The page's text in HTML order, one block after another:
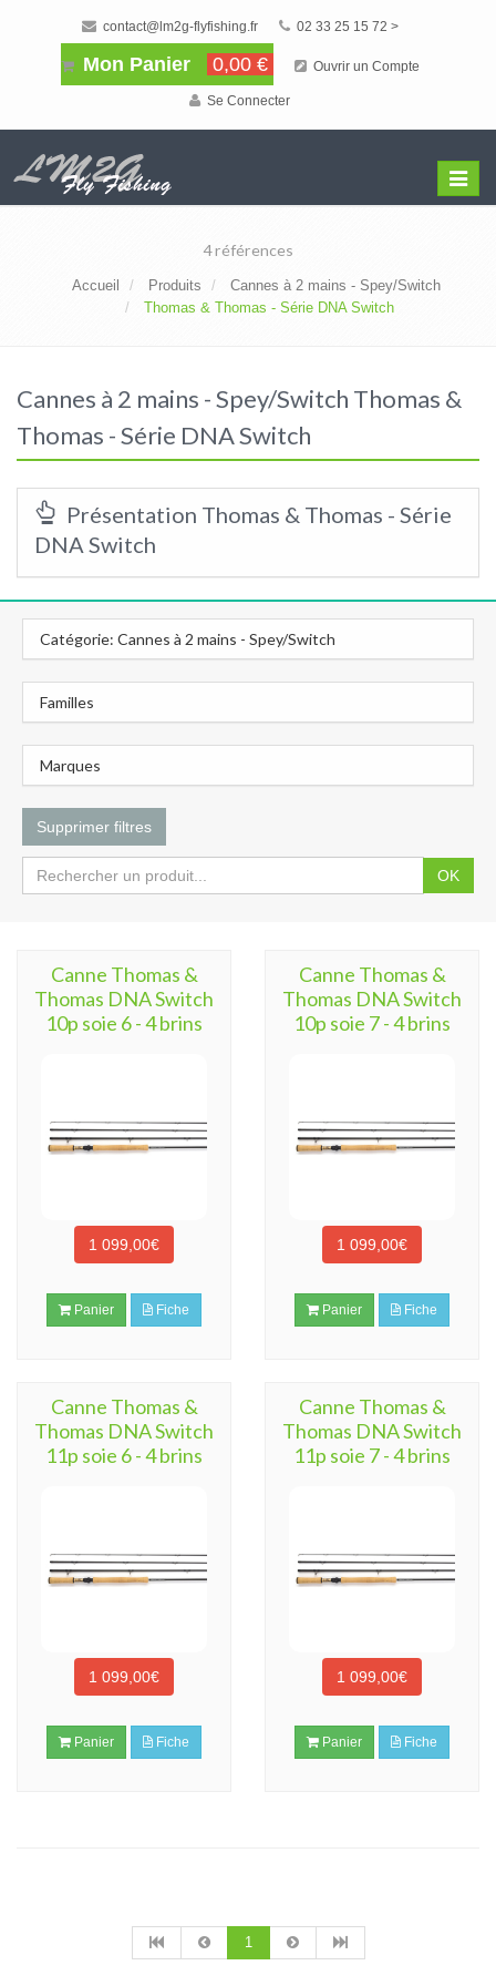
contact@lm2g-flyfishing.fr 02 33 25 15 72 >
Mon Panier 0,00 € Ouvrir un Compte
Se Connecter
Menu
4 références
Accueil Produits
Cannes à 2 mains - Spey/Switch
Thomas & Thomas - Série DNA Switch
Cannes à 2 mains - Spey/Switch Thomas &
Thomas - Série DNA Switch
Présentation Thomas & Thomas - Série
DNA Switch
Catégorie: Cannes à 2 mains - Spey/Switch
Familles
Marques
Supprimer filtres
OK
Canne Thomas &
Thomas DNA Switch
10p soie 6 - 4 brins
1 099,00€
Panier Fiche
Canne Thomas &
Thomas DNA Switch
10p soie 7 - 4 brins
1 099,00€
Panier Fiche
Canne Thomas &
Thomas DNA Switch
11p soie 6 - 4 brins
1 099,00€
Panier Fiche
Canne Thomas &
Thomas DNA Switch
11p soie 7 - 4 brins
1 099,00€
Panier Fiche
1